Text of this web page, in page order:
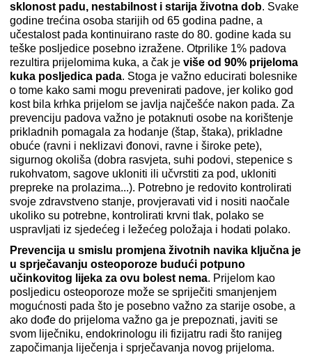
sklonost padu, nestabilnost i starija životna dob. Svake
godine trećina osoba starijih od 65 godina padne, a
učestalost pada kontinuirano raste do 80. godine kada su
teške posljedice posebno izražene. Otprilike 1% padova
rezultira prijelomima kuka, a čak je više od 90% prijeloma
kuka posljedica pada. Stoga je važno educirati bolesnike
o tome kako sami mogu prevenirati padove, jer koliko god
kost bila krhka prijelom se javlja najčešće nakon pada. Za
prevenciju padova važno je potaknuti osobe na korištenje
prikladnih pomagala za hodanje (štap, štaka), prikladne
obuće (ravni i neklizavi đonovi, ravne i široke pete),
sigurnog okoliša (dobra rasvjeta, suhi podovi, stepenice s
rukohvatom, sagove ukloniti ili učvrstiti za pod, ukloniti
prepreke na prolazima...). Potrebno je redovito kontrolirati
svoje zdravstveno stanje, provjeravati vid i nositi naočale
ukoliko su potrebne, kontrolirati krvni tlak, polako se
uspravljati iz sjedećeg i ležećeg položaja i hodati polako.
Prevencija u smislu promjena životnih navika ključna je
u sprječavanju osteoporoze budući potpuno
učinkovitog lijeka za ovu bolest nema. Prijelom kao
posljedicu osteoporoze može se spriječiti smanjenjem
mogućnosti pada što je posebno važno za starije osobe, a
ako dođe do prijeloma važno ga je prepoznati, javiti se
svom liječniku, endokrinologu ili fizijatru radi što ranijeg
započimanja liječenja i sprječavanja novog prijeloma.